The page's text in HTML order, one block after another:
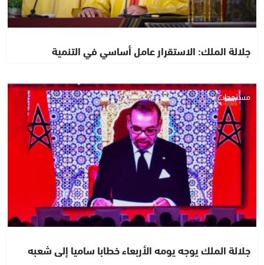
جلالة الملك: الاستقرار عامل أساسي في التنمية
مستجدات
جلالة الملك يوجه يومه الأربعاء خطابا ساميا إلى شعبه